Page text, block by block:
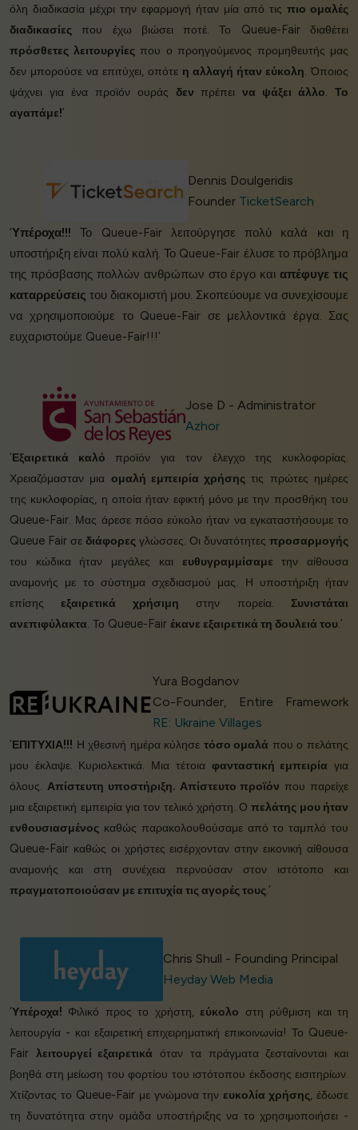
όλη διαδικασία μέχρι την εφαρμογή ήταν μία από τις πιο ομαλές
διαδικασίες που έχω βιώσει ποτέ. Το Queue-Fair διαθέτει
πρόσθετες λειτουργίες που ο προηγούμενος προμηθευτής μας
δεν μπορούσε να επιτύχει, οπότε η αλλαγή ήταν εύκολη. Όποιος
ψάχνει για ένα προϊόν ουράς δεν πρέπεινα ψάξει άλλο.Το
αγαπάμε!’
Dennis Doulgeridis
Founder TicketSearch
‘Υπέροχα!!! Το Queue-Fair λειτούργησε πολύ καλά και η
υποστήριξη είναι πολύ καλή. Το Queue-Fair έλυσε το πρόβλημα
της πρόσβασης πολλών ανθρώπων στο έργο καιαπέφυγε τις
καταρρεύσεις του διακομιστή μου. Σκοπεύουμε να συνεχίσουμε
να χρησιμοποιούμε το Queue-Fair σε μελλοντικά έργα. Σας
ευχαριστούμε Queue-Fair!!!’
Jose D - Administrator
Azhor
‘Εξαιρετικά καλό προϊόν για τον έλεγχο της κυκλοφορίας.
Χρειαζόμασταν μια ομαλή εμπειρία χρήσης τις πρώτες ημέρες
της κυκλοφορίας, η οποία ήταν εφικτή μόνο με την προσθήκη του
Queue-Fair. Μας άρεσε πόσο εύκολο ήταν να εγκαταστήσουμε το
Queue Fair σε διάφορες γλώσσες. Οι δυνατότητες προσαρμογής
του κώδικα ήταν μεγάλες και ευθυγραμμίσαμε την αίθουσα
αναμονής με το σύστημα σχεδιασμού μας. Η υποστήριξη ήταν
επίσηςεξαιρετικά χρήσιμη στην πορεία.Συνιστάται
ανεπιφύλακτα. Το Queue-Fair έκανε εξαιρετικά τη δουλειά του.’
Yura Bogdanov
Co-Founder, Entire Framework
RE: Ukraine Villages
‘ΕΠΙΤΥΧΙΑ!!! Η χθεσινή ημέρα κύλησε τόσο ομαλά που ο πελάτης
μου έκλαψε. Κυριολεκτικά. Μια τέτοια φανταστική εμπειρία για
όλους. Απίστευτη υποστήριξη. Απίστευτο προϊόν που παρείχε
μια εξαιρετική εμπειρία για τον τελικό χρήστη. Οπελάτης μου ήταν
ενθουσιασμένος καθώς παρακολουθούσαμε από το ταμπλό του
Queue-Fair καθώς οι χρήστες εισέρχονταν στην εικονική αίθουσα
αναμονής και στη συνέχεια περνούσαν στον ιστότοπο και
πραγματοποιούσαν με επιτυχία τις αγορές τους .’
Chris Shull - Founding Principal
Heyday Web Media
‘Υπέροχα! Φιλικό προς το χρήστη,εύκολο στη ρύθμιση και τη
λειτουργία - και εξαιρετική επιχειρηματική επικοινωνία! Το Queue-
Fair λειτουργεί εξαιρετικά όταν τα πράγματα ζεσταίνονται και
βοηθά στη μείωση του φορτίου του ιστότοπου έκδοσης εισιτηρίων.
Χτίζοντας το Queue-Fair με γνώμονα τηνευκολία χρήσης , έδωσε
τη δυνατότητα στην ομάδα υποστήριξης να το χρησιμοποιήσει -